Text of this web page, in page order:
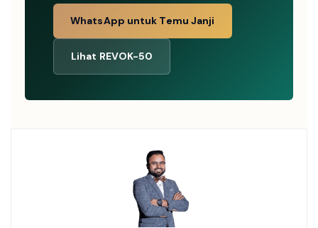
WhatsApp untuk Temu Janji
Lihat REVOK-50